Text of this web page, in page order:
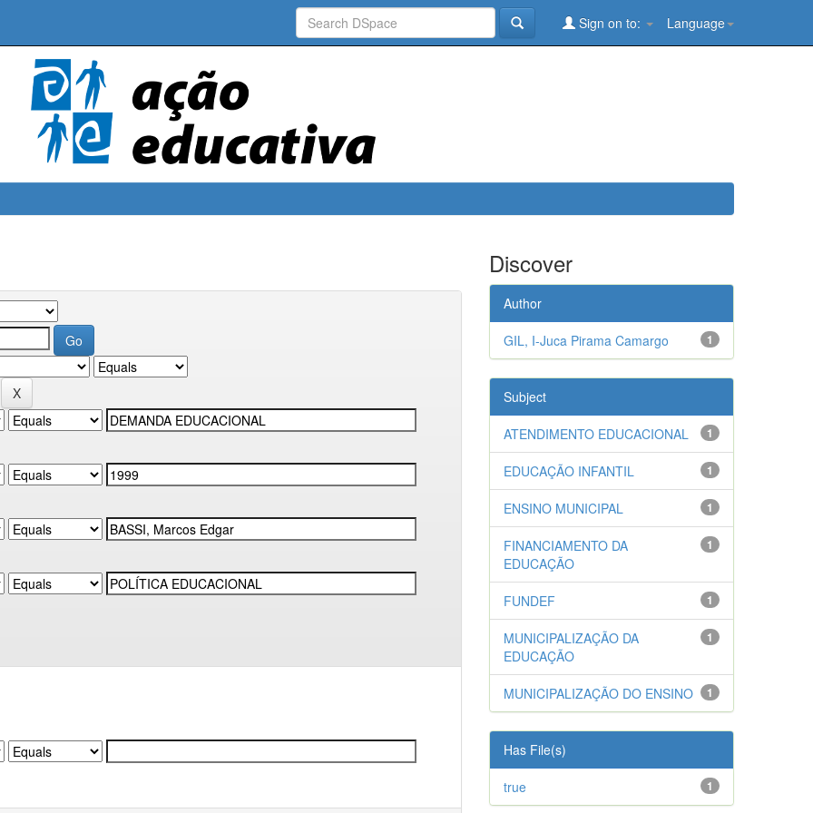
Language
Sign on to:
Discover
Author
1
GIL, I-Juca Pirama Camargo
Subject
1
ATENDIMENTO EDUCACIONAL
1
EDUCAÇÃO INFANTIL
1
ENSINO MUNICIPAL
1
FINANCIAMENTO DA
EDUCAÇÃO
1
FUNDEF
1
MUNICIPALIZAÇÃO DA
EDUCAÇÃO
1
MUNICIPALIZAÇÃO DO ENSINO
Has File(s)
1
true